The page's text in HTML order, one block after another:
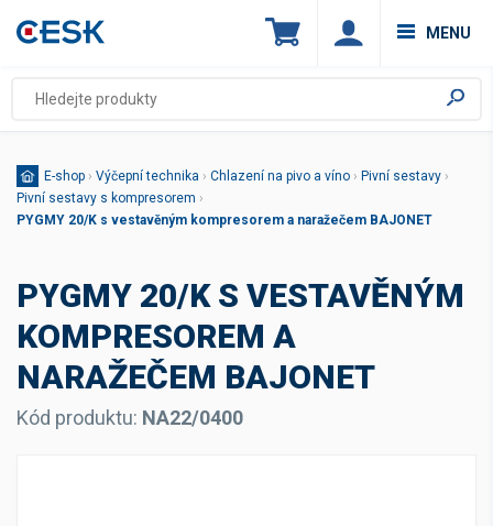
MENU
E-shop › Výčepní technika › Chlazení na pivo a víno › Pivní sestavy ›
Pivní sestavy s kompresorem ›
PYGMY 20/K s vestavěným kompresorem a naražečem BAJONET
PYGMY 20/K S VESTAVĚNÝM
KOMPRESOREM A
NARAŽEČEM BAJONET
Kód produktu: NA22/0400